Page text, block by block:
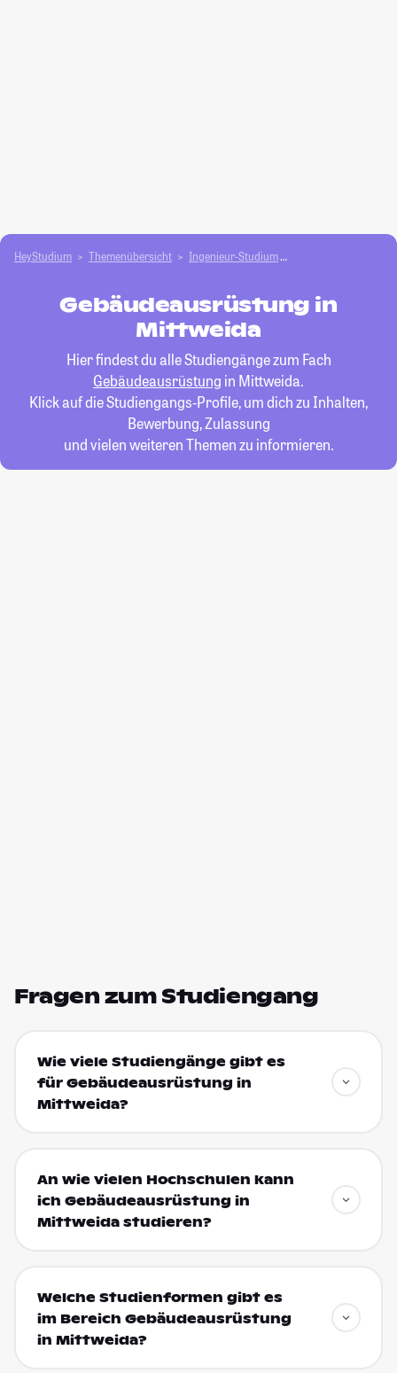
HeyStudium Themenübersicht Ingenieur-Studium
Gebäudeausrüstung in
Mittweida
Hier findest du alle Studiengänge zum Fach
Gebäudeausrüstung in Mittweida.
Klick auf die Studiengangs-Profile, um dich zu Inhalten,
Bewerbung, Zulassung
und vielen weiteren Themen zu informieren.
Fragen zum Studiengang
Wie viele Studiengänge gibt es
für Gebäudeausrüstung in
Mittweida?
An wie vielen Hochschulen kann
ich Gebäudeausrüstung in
Mittweida studieren?
Welche Studienformen gibt es
im Bereich Gebäudeausrüstung
in Mittweida?